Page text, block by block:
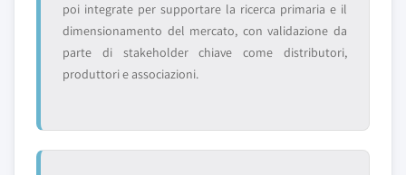
poi integrate per supportare la ricerca primaria e il
dimensionamento del mercato, con validazione da
parte di stakeholder chiave come distributori,
produttori e associazioni.